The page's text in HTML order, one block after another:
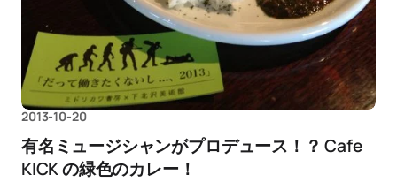
2013-10-20
有名ミュージシャンがプロデュース！？ Cafe
KICK の緑色のカレー！